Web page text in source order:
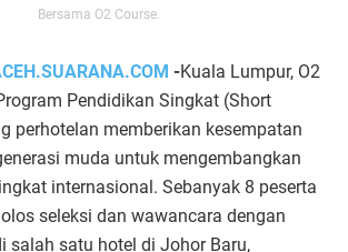
Bersama O2 Course.
-Kuala Lumpur, O2
Pendidikan Singkat (Short
perhotelan memberikan kesempatan
muda untuk mengembangkan
internasional. Sebanyak 8 peserta
seleksi dan wawancara dengan
salah satu hotel di Johor Baru,